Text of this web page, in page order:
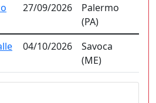
27/09/2026
Palermo
(PA)
04/10/2026
Savoca
(ME)